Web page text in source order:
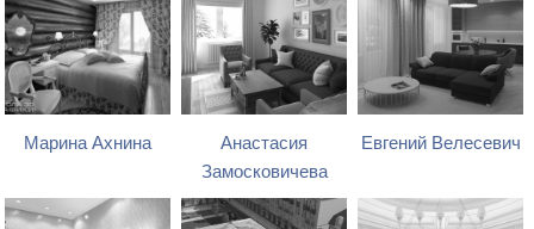
Марина Ахнина
Анастасия
Замосковичева
Евгений Велесевич